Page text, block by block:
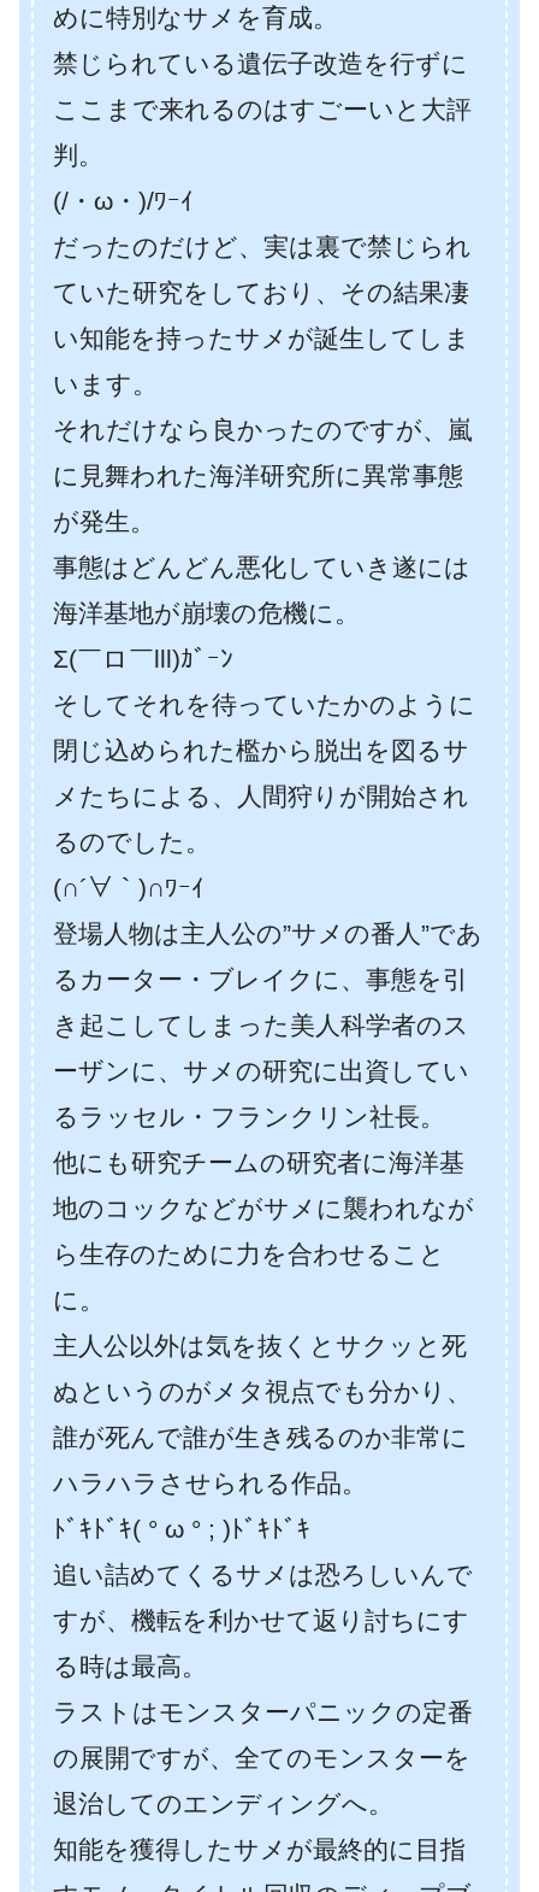
めに特別なサメを育成。
禁じられている遺伝子改造を行ずに
ここまで来れるのはすごーいと大評
判。
(/・ω・)/ﾜｰｲ
だったのだけど、実は裏で禁じられ
ていた研究をしており、その結果凄
い知能を持ったサメが誕生してしま
います。
それだけなら良かったのですが、嵐
に見舞われた海洋研究所に異常事態
が発生。
事態はどんどん悪化していき遂には
海洋基地が崩壊の危機に。
Σ(￣ロ￣lll)ｶﾞｰﾝ
そしてそれを待っていたかのように
閉じ込められた檻から脱出を図るサ
メたちによる、人間狩りが開始され
るのでした。
(∩´∀｀)∩ﾜｰｲ
登場人物は主人公の”サメの番人”であ
るカーター・ブレイクに、事態を引
き起こしてしまった美人科学者のス
ーザンに、サメの研究に出資してい
るラッセル・フランクリン社長。
他にも研究チームの研究者に海洋基
地のコックなどがサメに襲われなが
ら生存のために力を合わせること
に。
主人公以外は気を抜くとサクッと死
ぬというのがメタ視点でも分かり、
誰が死んで誰が生き残るのか非常に
ハラハラさせられる作品。
ﾄﾞｷﾄﾞｷ( ° ω ° ; )ﾄﾞｷﾄﾞｷ
追い詰めてくるサメは恐ろしいんで
すが、機転を利かせて返り討ちにす
る時は最高。
ラストはモンスターパニックの定番
の展開ですが、全てのモンスターを
退治してのエンディングへ。
知能を獲得したサメが最終的に目指